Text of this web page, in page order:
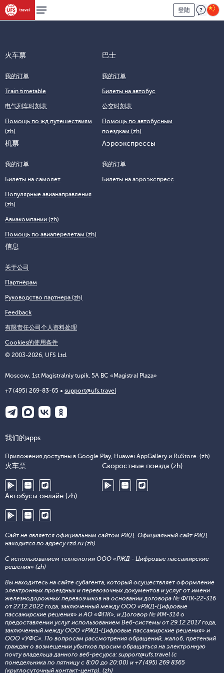
登陆
© 2003-2026, UFS Ltd.
Moscow, 1st Magistralniy tupik, 5A BC «Magistral Plaza»
+7 (495) 269-83-65 support@ufs.travel
火车票
我的订单
Train timetable
电气列车时刻表
Помощь по жд путешествиям
(zh)
巴士
我的订单
Билеты на автобус
公交时刻表
Помощь по автобусным
поездкам (zh)
机票
我的订单
Билеты на самолёт
Популярные авианаправления
(zh)
Авиакомпании (zh)
Помощь по авиаперелетам (zh)
Аэроэкспрессы
我的订单
Билеты на аэроэкспресс
信息
关于公司
Партнёрам
Руководство партнера (zh)
Feedback
有限责任公司个人资料处理
Cookies的使用条件
我们的apps
Приложения доступны в Google Play, Huawei AppGallery и RuStore. (zh)
火车票 Скоростные поезда (zh)
Автобусы онлайн (zh)
Сайт не является официальным сайтом РЖД. Официальный сайт РЖД
находится по адресу rzd.ru (zh)
С использованием технологии ООО «РЖД - Цифровые пассажирские
решения» (zh)
Вы находитесь на сайте субагента, который осуществляет оформление
электронных проездных и перевозочных документов и услуг от имени
железнодорожных перевозчиков на основании договора № ФПК-22-316
от 27.12.2022 года, заключенный между ООО «РЖД-Цифровые
пассажирские решения» и АО «ФПК», и Договор № ИМ-314 о
предоставлении услуг использованием Веб-системы от 29.12.2017 года,
заключенный между ООО «РЖД-Цифровые пассажирские решения» и
ООО «УФС». По вопросам рассмотрения обращений, жалоб, претензий
граждан о возмещении убытков просим обращаться на электронную
почту владельца данного веб-ресурса: support@ufs.travel (с
понедельника по пятницу с 8:00 до 20:00) и +7 (495) 269 8365
(круглосуточный контакт-центр). (zh)